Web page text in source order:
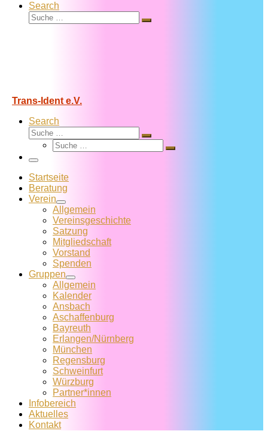
Search
Suche
Suche
Trans-Ident e.V.
Search
Suche
Suche
Suche
Suche
Menü
Startseite
Beratung
Verein
Allgemein
Vereins­geschichte
Satzung
Mitglied­schaft
Vorstand
Spenden
Gruppen
Allgemein
Kalender
Ansbach
Aschaffenburg
Bayreuth
Erlangen/Nürnberg
München
Regensburg
Schweinfurt
Würzburg
Partner*innen
Infobereich
Aktuelles
Kontakt